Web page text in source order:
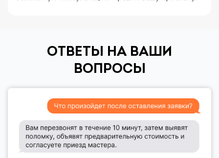
ОТВЕТЫ НА ВАШИ
ВОПРОСЫ